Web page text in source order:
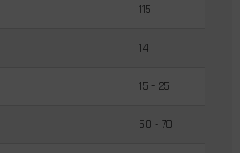
115
14
15 - 25
50 - 70